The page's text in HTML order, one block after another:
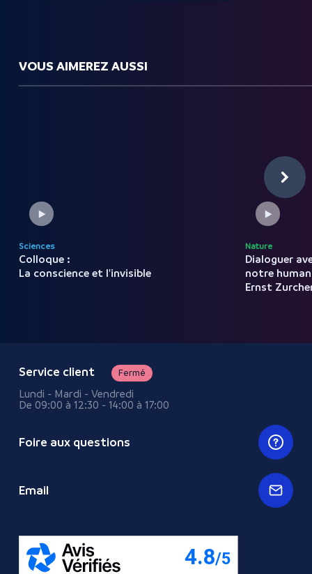
VOUS AIMEREZ AUSSI
Sciences
Colloque :
La conscience et l'invisible
Nature
Dialoguer
notre
Ernst
Service client Fermé
Lundi - Mardi - Vendredi
De 09:00 à 12:30 - 14:00 à 17:00
Foire aux questions
Email